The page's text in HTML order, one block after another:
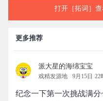
打开［拓词］
更多推荐
派大星的海绵宝宝
戏精发源地 9月15日 22
纪念一下第一次挑战满分